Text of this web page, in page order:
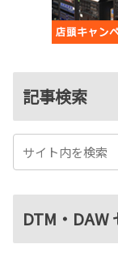
記事検索
DTM・DAW